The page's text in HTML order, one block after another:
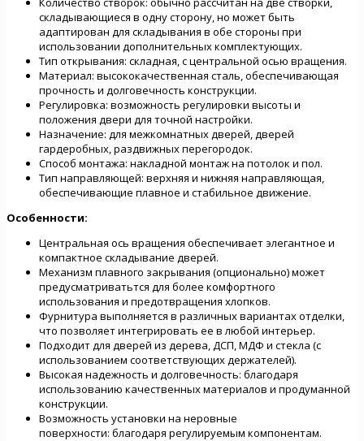
складывающиеся в одну сторону, но может быть
адаптирован для складывания в обе стороны при
использовании дополнительных комплектующих.
Тип открывания: складная, с центральной осью вращения.
Материал: высококачественная сталь, обеспечивающая
прочность и долговечность конструкции.
Регулировка: возможность регулировки высоты и
положения двери для точной настройки.
Назначение: для межкомнатных дверей, дверей
гардеробных, раздвижных перегородок.
Способ монтажа: накладной монтаж на потолок и пол.
Тип направляющей: верхняя и нижняя направляющая,
обеспечивающие плавное и стабильное движение.
Особенности:
Центральная ось вращения обеспечивает элегантное и
компактное складывание дверей.
Механизм плавного закрывания (опционально) может
предусматриватьтся для более комфортного
использования и предотвращения хлопков.
Фурнитура выполняется в различных вариантах отделки,
что позволяет интегрировать ее в любой интерьер.
Подходит для дверей из дерева, ДСП, МДФ и стекла (с
использованием соответствующих держателей).
Высокая надежность и долговечность: благодаря
использованию качественных материалов и продуманной
конструкции.
Возможность установки на неровные
поверхности: благодаря регулируемым компонентам.